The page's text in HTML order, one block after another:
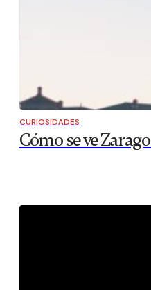
CURIOSIDADES
Cómo se ve